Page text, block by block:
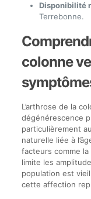
Disponibilité
Terrebonne.
colonne
L’arthrose de la
dégénérescence
particulièrement
naturelle liée à
facteurs comme
limite les
population est
cette affection